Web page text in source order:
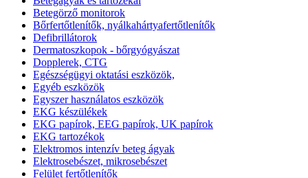
Betegörző monitorok
Bőrfertőtlenítők, nyálkahártyafertőtlenítők
Defibrillátorok
Dermatoszkopok - bőrgyógyászat
Dopplerek, CTG
Egészségügyi oktatási eszközök,
Egyéb eszközök
Egyszer használatos eszközök
EKG készülékek
EKG papírok, EEG papírok, UK papírok
EKG tartozékok
Elektromos intenzív beteg ágyak
Elektrosebészet, mikrosebészet
Felület fertőtlenítők